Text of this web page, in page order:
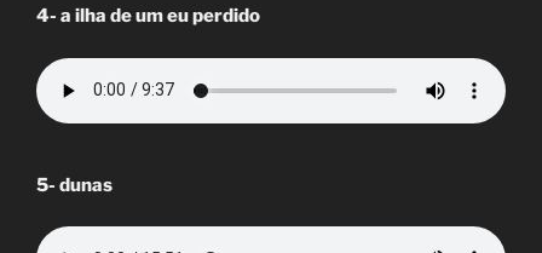
4- a ilha de um eu perdido
5- dunas